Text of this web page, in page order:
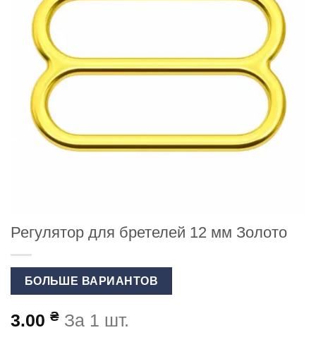
Регулятор для бретелей 12 мм Золото
БОЛЬШЕ ВАРИАНТОВ
3.00 ₴ За 1 шт.